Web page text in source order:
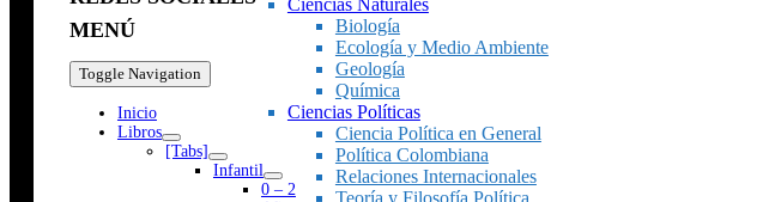
Ciencias Naturales
Biología
Ecología y Medio Ambiente
Geología
Química
Ciencias Políticas
Ciencia Política en General
Política Colombiana
Relaciones Internacionales
Teoría y Filosofía Política
MENÚ
Toggle Navigation
Inicio
Libros
[Tabs]
Infantil
0 – 2